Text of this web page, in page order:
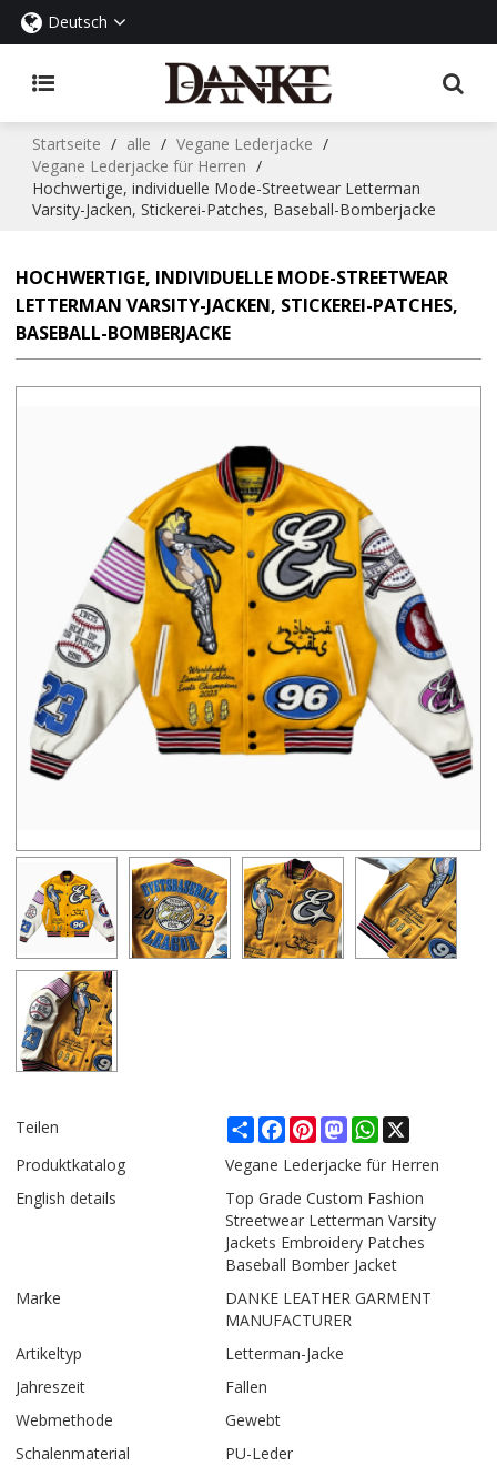
Deutsch
Startseite / alle / Vegane Lederjacke /
Vegane Lederjacke für Herren /
Hochwertige, individuelle Mode-Streetwear Letterman
Varsity-Jacken, Stickerei-Patches, Baseball-Bomberjacke
HOCHWERTIGE, INDIVIDUELLE MODE-STREETWEAR
LETTERMAN VARSITY-JACKEN, STICKEREI-PATCHES,
BASEBALL-BOMBERJACKE
Teilen ShareFacebook
PinterestMastodonWhatsApp
Produktkatalog
Vegane Lederjacke für Herren
English details
Top Grade Custom Fashion
Streetwear Letterman Varsity
Jackets Embroidery Patches
Baseball Bomber Jacket
Marke
DANKE LEATHER GARMENT
MANUFACTURER
Artikeltyp
Letterman-Jacke
Jahreszeit
Fallen
Webmethode
Gewebt
Schalenmaterial
PU-Leder